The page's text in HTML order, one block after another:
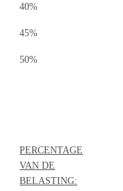
40%
45%
50%
PERCENTAGE
VAN DE
BELASTING: